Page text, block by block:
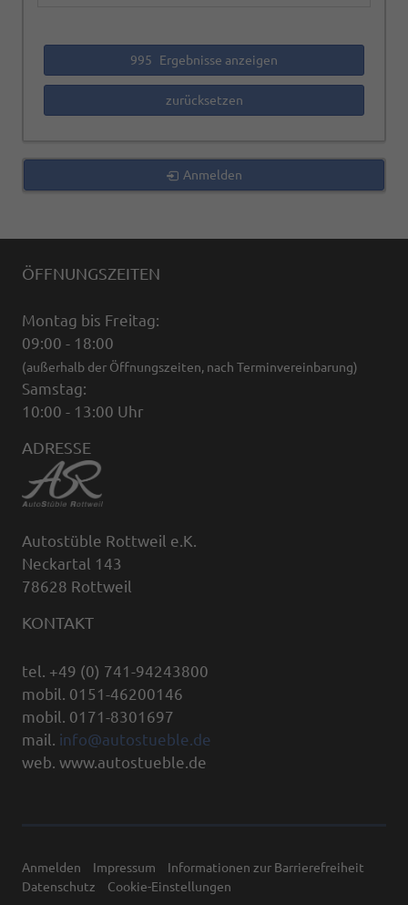
995 Ergebnisse anzeigen
zurücksetzen
Anmelden
ÖFFNUNGSZEITEN
Montag bis Freitag:
09:00 - 18:00
(außerhalb der Öffnungszeiten, nach Terminvereinbarung)
Samstag:
10:00 - 13:00 Uhr
ADRESSE
Autostüble Rottweil e.K.
Neckartal 143
78628 Rottweil
KONTAKT
tel. +49 (0) 741-94243800
mobil. 0151-46200146
mobil. 0171-8301697
mail. info@autostueble.de
web. www.autostueble.de
Anmelden Impressum
Informationen zur Barrierefreiheit
Datenschutz
Cookie-Einstellungen